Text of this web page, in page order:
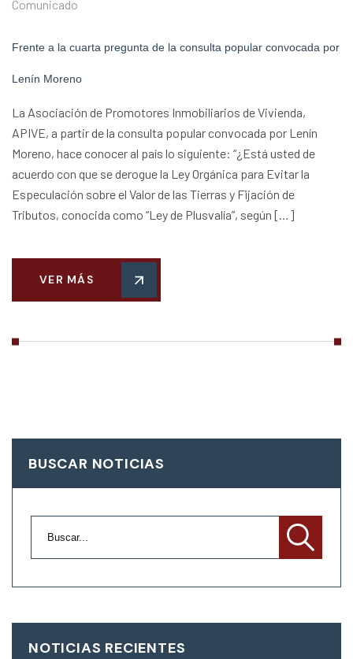
Comunicado
Frente a la cuarta pregunta de la consulta popular convocada por
Lenín Moreno
La Asociación de Promotores Inmobiliarios de Vivienda,
APIVE, a partir de la consulta popular convocada por Lenín
Moreno, hace conocer al país lo siguiente: “¿Está usted de
acuerdo con que se derogue la Ley Orgánica para Evitar la
Especulación sobre el Valor de las Tierras y Fijación de
Tributos, conocida como “Ley de Plusvalía”, según […]
VER MÁS
BUSCAR NOTICIAS
NOTICIAS RECIENTES